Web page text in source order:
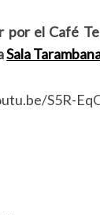
por el Café
Sala
S5R-